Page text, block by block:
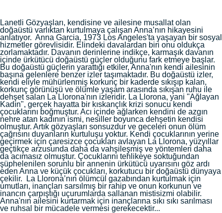
Lanetli Gözyaşları, kendisine ve ailesine musallat olan
doğaüstü varlıktan kurtulmaya çalışan Anna’nın hikayesini
anlatıyor. Anna Garcia, 1973 Los Angeles'ta yaşayan bir sosyal
hizmetler görevlisidir. Elindeki davalardan biri onu oldukça
zorlamaktadır. Davanın derinlerine indikçe, karmaşık davanın
içinde ürkütücü doğaüstü güçler olduğunu fark etmeye başlar.
Bu doğaüstü güçlerin yarattığı etkiler, Anna'nın kendi ailesinin
başına gelenlere benzer izler taşımaktadır. Bu doğaüstü izler,
kendi eliyle mühürlenmiş korkunç bir kaderde sıkışıp kalan,
korkunç görünüşü ve ölümle yaşam arasında sıkışan ruhu ile
dehşet salan La Llorona'nın izleridir. La Llorona, yani "Ağlayan
Kadın", gerçek hayatta bir kıskançlık krizi sonucu kendi
çocuklarını boğmuştur. Acı içinde ağlarken kendini de azgın
nehre atan kadının ismi, nesiller boyunca dehşetin kendisi
olmuştur. Artık gözyaşları sonsuzdur ve geceleri onun ölüm
çağrısını duyanların kurtuluşu yoktur. Kendi çocuklarının yerine
geçirmek için çaresizce çocukları avlayan La Llorona, yüzyıllar
geçtikçe arzusunda daha da vahşileşmiş ve yöntemleri daha
da acımasız olmuştur. Çocuklarını tehlikeye soktuğundan
şüphelenilen sorunlu bir annenin ürkütücü uyarısını göz ardı
eden Anna ve küçük çocukları, korkutucu bir doğaüstü dünyaya
çekilir. La Llorona’nın ölümcül gazabından kurtulmak için
umutları, inançları sarsılmış bir rahip ve onun korkunun ve
inancın çarpıştığı uçurumlarda sallanan mistisizmi olabilir.
Anna'nın ailesini kurtarmak için inançlarına sıkı sıkı sarılması
ve ruhsal bir mücadele vermesi gerekecektir...